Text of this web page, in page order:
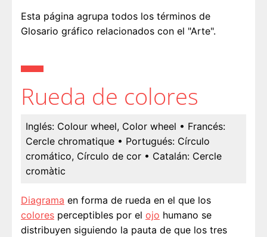
Esta página agrupa todos los términos de
Glosario gráfico relacionados con el "Arte".
Rueda de colores
Inglés: Colour wheel, Color wheel • Francés:
Cercle chromatique • Portugués: Círculo
cromático, Círculo de cor • Catalán: Cercle
cromàtic
Diagrama en forma de rueda en el que los
colores perceptibles por el ojo humano se
distribuyen siguiendo la pauta de que los tres